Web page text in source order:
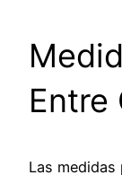
Entre
Las